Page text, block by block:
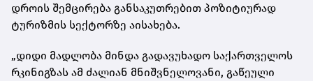
დროის შემცირება განსაკუთრებით პოზიტიურად
ტურიზმის სექტორზე აისახება.
„დიდი მადლობა მინდა გადავუხადო საქართველოს
რკინიგზას ამ ძალიან მნიშვნელოვანი, გაწეული